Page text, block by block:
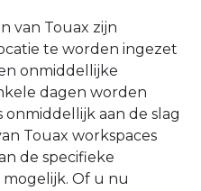
van Touax zijn
te worden ingezet
onmiddellijke
dagen worden
aan de slag
Touax workspaces
de specifieke
Of u nu